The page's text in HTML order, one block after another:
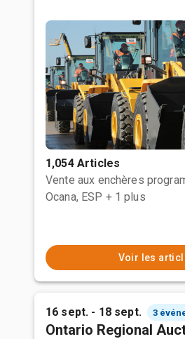
1,054 Articles
Vente aux enchères
Ocana, ESP + 1 plus
Voir les
16 sept. - 18 sept. 3
Ontario Regional